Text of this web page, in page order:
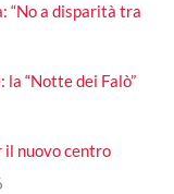
“No a disparità tra
“Notte dei Falò”
il nuovo centro